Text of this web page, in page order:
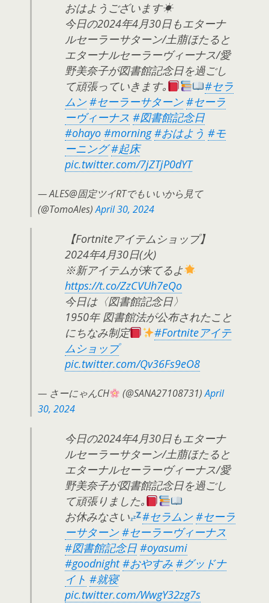
おはようございます☀
今日の2024年4月30日もエターナ
ルセーラーサターン/土萠ほたると
エターナルセーラーヴィーナス/愛
野美奈子が図書館記念日を過ごし
て頑張っていきます｡
#セラ
ムン #セーラーサターン #セーラ
ーヴィーナス #図書館記念日
#ohayo #morning #おはよう #モ
ーニング #起床
pic.twitter.com/7jZTjP0dYT
— ALES@固定ツイRTでもいいから見て
(@TomoAles)April 30, 2024
【Fortniteアイテムショップ】
2024年4月30日(火)
※新アイテムが来てるよ
https://t.co/ZzCVUh7eQo
今日は〈図書館記念日〉
1950年 図書館法が公布されたこと
にちなみ制定
#Fortniteアイテ
ムショップ
pic.twitter.com/Qv36Fs9eO8
— さーにゃんCH (@SANA27108731)April
30, 2024
今日の2024年4月30日もエターナ
ルセーラーサターン/土萠ほたると
エターナルセーラーヴィーナス/愛
野美奈子が図書館記念日を過ごし
て頑張りました｡
お休みなさい
#セラムン #セーラ
ーサターン #セーラーヴィーナス
#図書館記念日 #oyasumi
#goodnight #おやすみ #グッドナ
イト #就寝
pic.twitter.com/WwgY32zg7s